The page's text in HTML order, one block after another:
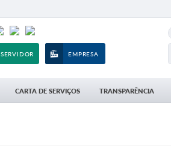
SERVIDOR EMPRESA
CARTA DE SERVIÇOS TRANSPARÊNCIA